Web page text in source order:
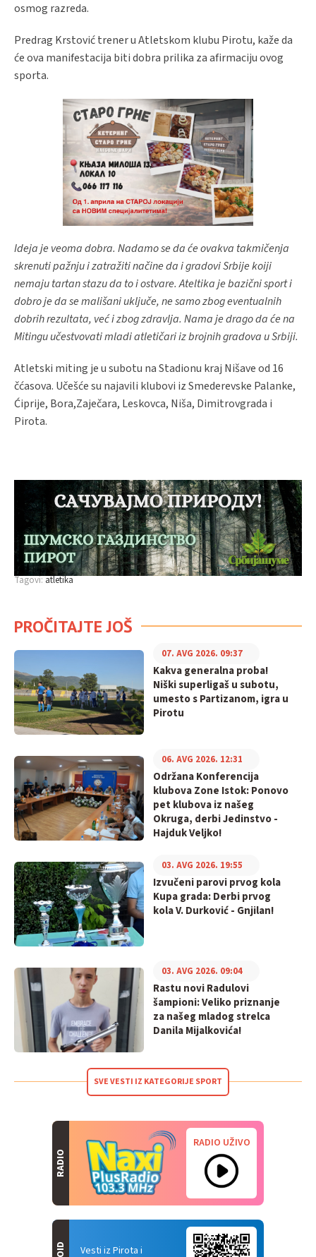
osmog razreda.
Predrag Krstović trener u Atletskom klubu Pirotu, kaže da
će ova manifestacija biti dobra prilika za afirmaciju ovog
sporta.
Ideja je veoma dobra. Nadamo se da će ovakva takmičenja
skrenuti pažnju i zatražiti načine da i gradovi Srbije koiji
nemaju tartan stazu da to i ostvare. Ateltika je bazični sport i
dobro je da se mališani uključe, ne samo zbog eventualnih
dobrih rezultata, već i zbog zdravlja. Nama je drago da će na
Mitingu učestvovati mladi atletičari iz brojnih gradova u Srbiji.
Atletski miting je u subotu na Stadionu kraj Nišave od 16
čćasova. Učešće su najavili klubovi iz Smederevske Palanke,
Ćiprije, Bora,Zaječara, Leskovca, Niša, Dimitrovgrada i
Pirota.
Tagovi:atletika
PROČITAJTE JOŠ
Kakva generalna proba!
Niški superligaš u subotu,
umesto s Partizanom, igra u
Pirotu
07. AVG 2026. 09:37
Održana Konferencija
klubova Zone Istok: Ponovo
pet klubova iz našeg
Okruga, derbi Jedinstvo -
Hajduk Veljko!
06. AVG 2026. 12:31
Izvučeni parovi prvog kola
Kupa grada: Derbi prvog
kola V. Durković - Gnjilan!
03. AVG 2026. 19:55
Rastu novi Radulovi
šampioni: Veliko priznanje
za našeg mladog strelca
Danila Mijalkovića!
03. AVG 2026. 09:04
SVE VESTI IZ KATEGORIJE SPORT
RADIO
RADIO UŽIVO
Vesti iz Pirota i